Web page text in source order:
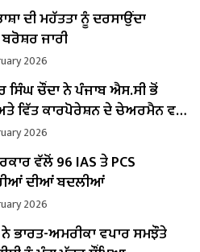
ਦੀ ਮਹੱਤਤਾ ਨੂੰ ਦਰਸਾਉਂਦਾ
ਜਾਰੀ
2026
ਸਿੰਘ ਚੌਂਦਾ ਨੇ ਪੰਜਾਬ ਐਸ.ਸੀ ਭੋਂ
ਵਿੱਤ ਕਾਰਪੋਰੇਸ਼ਨ ਦੇ ਚੇਅਰਮੈਨ ਵਜੋਂ
2026
ਵੱਲੋਂ 96 IAS ਤੇ PCS
ਦੀਆਂ ਬਦਲੀਆਂ
2026
ਭਾਰਤ-ਅਮਰੀਕਾ ਵਪਾਰ ਸਮਝੌਤੇ